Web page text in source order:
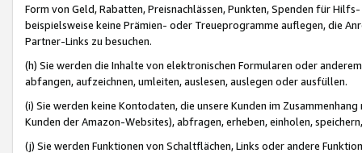
Form von Geld, Rabatten, Preisnachlässen, Punkten, Spenden für
beispielsweise keine Prämien- oder Treueprogramme auflegen, die
Partner-Links zu besuchen.
(h) Sie werden die Inhalte von elektronischen Formularen oder
abfangen, aufzeichnen, umleiten, auslesen, auslegen oder ausfüllen.
(i) Sie werden keine Kontodaten, die unsere Kunden im
Kunden der Amazon-Websites), abfragen, erheben, einholen,
(j) Sie werden Funktionen von Schaltflächen, Links oder andere